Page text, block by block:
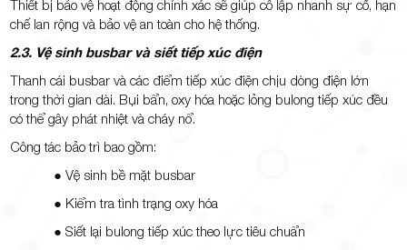
Thiết bị bảo vệ hoạt động chính xác sẽ giúp cô lập nhanh sự cố, hạn
chế lan rộng và bảo vệ an toàn cho hệ thống.
2.3. Vệ sinh busbar và siết tiếp xúc điện
Thanh cái busbar và các điểm tiếp xúc điện chịu dòng điện lớn
trong thời gian dài. Bụi bẩn, oxy hóa hoặc lỏng bulong tiếp xúc đều
có thể gây phát nhiệt và cháy nổ.
Công tác bảo trì bao gồm:
● Vệ sinh bề mặt busbar
● Kiểm tra tình trạng oxy hóa
● Siết lại bulong tiếp xúc theo lực tiêu chuẩn